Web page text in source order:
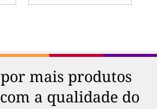
mais produtos
a qualidade do